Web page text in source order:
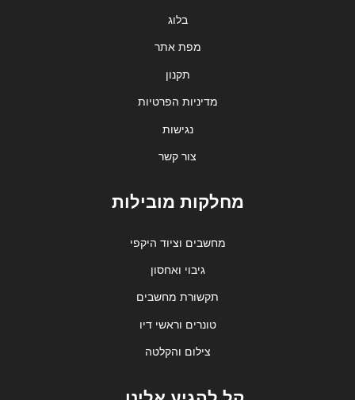
בלוג
מפת אתר
תקנון
מדיניות הפרטיות
נגישות
צור קשר
מחלקות מובילות
מחשבים וציוד היקפי
גיבוי ואחסון
תקשורת מחשבים
טונרים וראשי דיו
צילום והקלטה